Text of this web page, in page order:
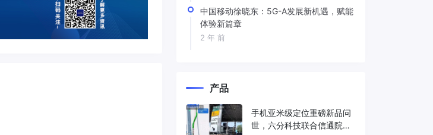
中国移动徐晓东：5G-A发展新机遇，赋能
体验新篇章
2 年 前
产品
手机亚米级定位重磅新品问
世，六分科技联合信通院发